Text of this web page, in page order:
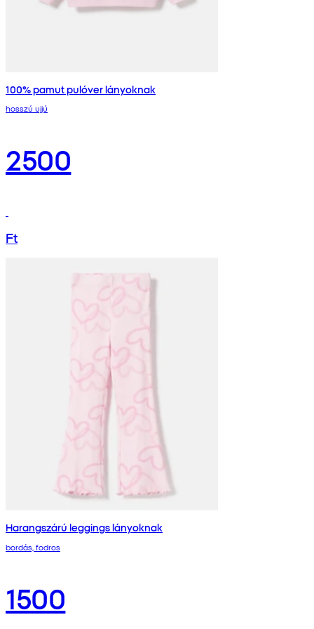
100% pamut pulóver lányoknak
hosszú ujjú
2500
Ft
Harangszárú leggings lányoknak
bordás, fodros
1500